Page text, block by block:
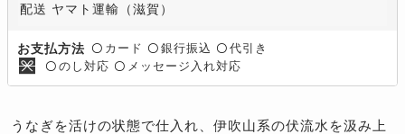
配送 ヤマト運輸（滋賀）
お支払方法 〇 カード 〇 銀行振込 〇 代引き
〇 のし対応 〇 メッセージ入れ対応
うなぎを活けの状態で仕入れ、伊吹山系の伏流水を汲み上